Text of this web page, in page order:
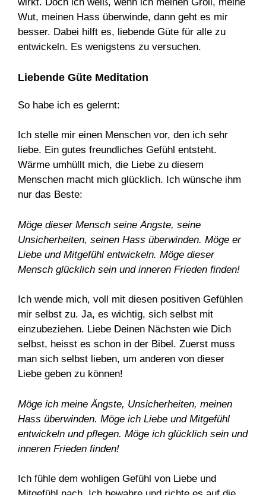
Wut, meinen Hass überwinde, dann geht es mir
besser. Dabei hilft es, liebende Güte für alle zu
entwickeln. Es wenigstens zu versuchen.
Liebende Güte Meditation
So habe ich es gelernt:
Ich stelle mir einen Menschen vor, den ich sehr
liebe. Ein gutes freundliches Gefühl entsteht.
Wärme umhüllt mich, die Liebe zu diesem
Menschen macht mich glücklich. Ich wünsche ihm
nur das Beste:
Möge dieser Mensch seine Ängste, seine
Unsicherheiten, seinen Hass überwinden. Möge er
Liebe und Mitgefühl entwickeln. Möge dieser
Mensch glücklich sein und inneren Frieden finden!
Ich wende mich, voll mit diesen positiven Gefühlen
mir selbst zu. Ja, es wichtig, sich selbst mit
einzubeziehen. Liebe Deinen Nächsten wie Dich
selbst, heisst es schon in der Bibel. Zuerst muss
man sich selbst lieben, um anderen von dieser
Liebe geben zu können!
Möge ich meine Ängste, Unsicherheiten, meinen
Hass überwinden. Möge ich Liebe und Mitgefühl
entwickeln und pflegen. Möge ich glücklich sein und
inneren Frieden finden!
Ich fühle dem wohligen Gefühl von Liebe und